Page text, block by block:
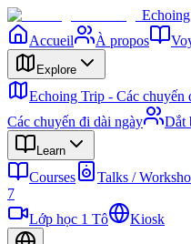
Accueil
À propos
Explore
Echoing Trip - Các chuyến
Các chuyến đi dài ngày
Dắt
Learn
Courses Talks /
7
Lớp học 1 Tô
Kiosk